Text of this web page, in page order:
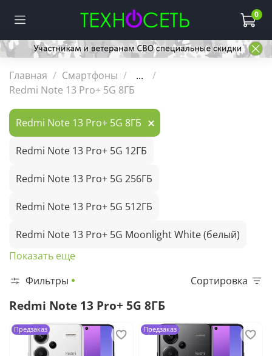
0
Главная Смартфоны
...
Redmi Note 13 Pro+ 5G 8ГБ
Redmi Note 13 Pro+ 5G 8ГБ
Redmi Note 13 Pro+ 5G 12ГБ
Redmi Note 13 Pro+ 5G 256ГБ
Redmi Note 13 Pro+ 5G 512ГБ
Redmi Note 13 Pro+ 5G Moonlight White (белый)
Показать еще
Фильтры
Сортировка
Redmi Note 13 Pro+ 5G 8ГБ
Предзаказ Предзаказ